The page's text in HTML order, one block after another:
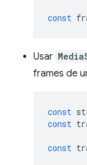
const
Usar
frames de
const
const
const